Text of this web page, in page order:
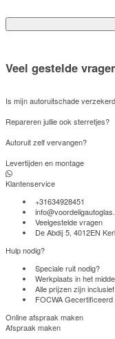
Veel gestelde
Is mijn autoruitschade
Repareren jullie ook sterretjes?
Autoruit zelf vervangen?
Levertijden en montage
Klantenservice
+31634928451
Veelgestelde vragen
De Abdij 5, 4012EN
Hulp nodig?
Speciale ruit nodig?
Werkplaats in het
Alle prijzen zijn
FOCWA Gecertificeerd
Online afspraak maken
Afspraak maken